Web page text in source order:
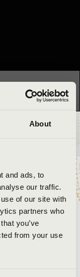
About
and ads, to
our traffic.
of our site with
partners who
you’ve
from your use
ide az aktuális
»